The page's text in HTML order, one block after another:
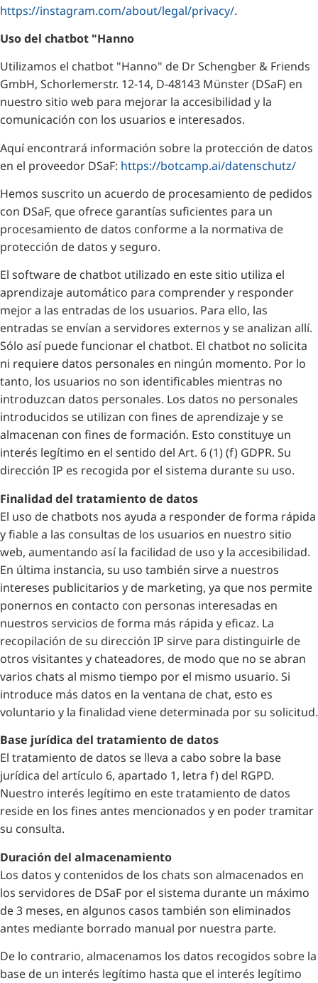
https://instagram.com/about/legal/privacy/.
Uso del chatbot "Hanno
Utilizamos el chatbot "Hanno" de Dr Schengber & Friends
GmbH, Schorlemerstr. 12-14, D-48143 Münster (DSaF) en
nuestro sitio web para mejorar la accesibilidad y la
comunicación con los usuarios e interesados.
Aquí encontrará información sobre la protección de datos
en el proveedor DSaF: https://botcamp.ai/datenschutz/
Hemos suscrito un acuerdo de procesamiento de pedidos
con DSaF, que ofrece garantías suficientes para un
procesamiento de datos conforme a la normativa de
protección de datos y seguro.
El software de chatbot utilizado en este sitio utiliza el
aprendizaje automático para comprender y responder
mejor a las entradas de los usuarios. Para ello, las
entradas se envían a servidores externos y se analizan allí.
Sólo así puede funcionar el chatbot. El chatbot no solicita
ni requiere datos personales en ningún momento. Por lo
tanto, los usuarios no son identificables mientras no
introduzcan datos personales. Los datos no personales
introducidos se utilizan con fines de aprendizaje y se
almacenan con fines de formación. Esto constituye un
interés legítimo en el sentido del Art. 6 (1) (f) GDPR. Su
dirección IP es recogida por el sistema durante su uso.
Finalidad del tratamiento de datos
El uso de chatbots nos ayuda a responder de forma rápida
y fiable a las consultas de los usuarios en nuestro sitio
web, aumentando así la facilidad de uso y la accesibilidad.
En última instancia, su uso también sirve a nuestros
intereses publicitarios y de marketing, ya que nos permite
ponernos en contacto con personas interesadas en
nuestros servicios de forma más rápida y eficaz. La
recopilación de su dirección IP sirve para distinguirle de
otros visitantes y chateadores, de modo que no se abran
varios chats al mismo tiempo por el mismo usuario. Si
introduce más datos en la ventana de chat, esto es
voluntario y la finalidad viene determinada por su solicitud.
Base jurídica del tratamiento de datos
El tratamiento de datos se lleva a cabo sobre la base
jurídica del artículo 6, apartado 1, letra f) del RGPD.
Nuestro interés legítimo en este tratamiento de datos
reside en los fines antes mencionados y en poder tramitar
su consulta.
Duración del almacenamiento
Los datos y contenidos de los chats son almacenados en
los servidores de DSaF por el sistema durante un máximo
de 3 meses, en algunos casos también son eliminados
antes mediante borrado manual por nuestra parte.
De lo contrario, almacenamos los datos recogidos sobre la
base de un interés legítimo hasta que el interés legítimo